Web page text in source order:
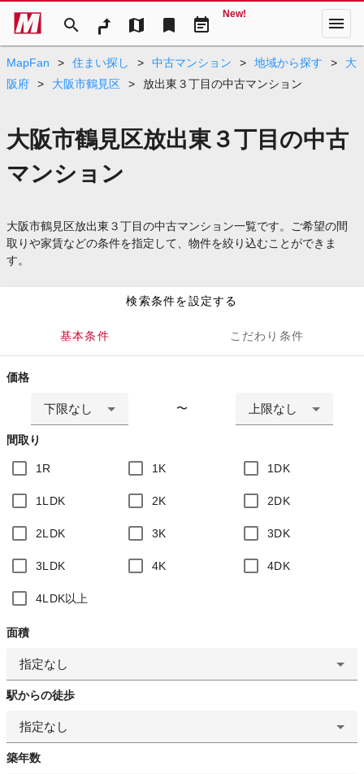
search map bookmark event_note
New! menu
MapFan > 住まい探し > 中古マンション > 地域から探す >
大
阪府
> 大阪市鶴見区 > 放出東３丁目の中古マンション
大阪市鶴見区放出東３丁目の中古
マンション
大阪市鶴見区放出東３丁目の中古マンション一覧です。ご希望の間
取りや家賃などの条件を指定して、物件を絞り込むことができま
す。
検索条件を設定する
基本条件 こだわり条件
価格
下限なし 〜 上限なし
間取り
1R 1K 1DK
1LDK 2K 2DK
2LDK 3K 3DK
3LDK 4K 4DK
4LDK以上
面積
指定なし
駅からの徒歩
指定なし
築年数